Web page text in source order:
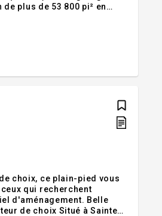
plus de 53 800 pi² en
choix, ce plain-pied vous
qui recherchent
Belle
à Sainte-